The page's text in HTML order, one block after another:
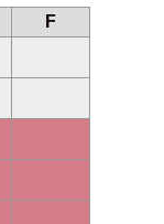
F